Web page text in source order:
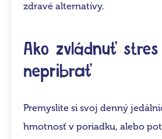
zdravé alternatívy.
Ako zvládnuť
nepribrať
Premyslite si svoj denný
hmotnosť v poriadku, alebo